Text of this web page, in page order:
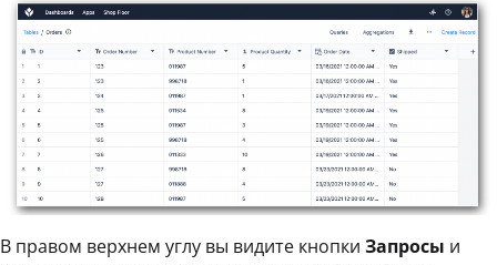
В правом верхнем углу вы видите кнопки Запросы и